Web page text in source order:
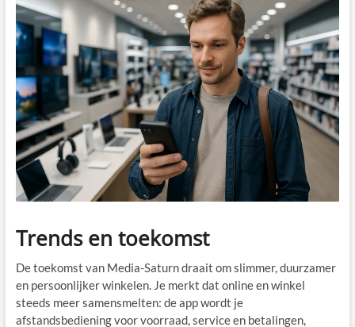
Trends en toekomst
De toekomst van Media-Saturn draait om slimmer, duurzamer
en persoonlijker winkelen. Je merkt dat online en winkel
steeds meer samensmelten: de app wordt je
afstandsbediening voor voorraad, service en betalingen,